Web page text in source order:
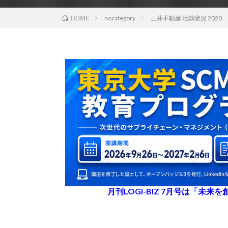
HOME nocategory 三井不動産 活動状況 2020
月刊LOGI-BIZ 7月号は「未来を